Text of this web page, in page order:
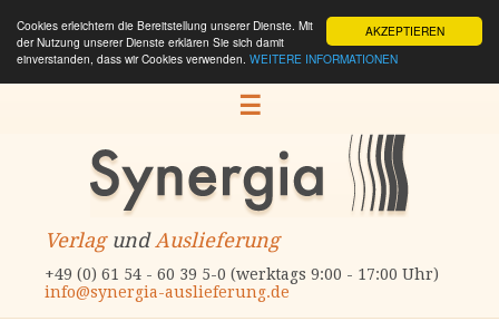
AKZEPTIEREN
Cookies erleichtern die Bereitstellung unserer Dienste. Mit
der Nutzung unserer Dienste erklären Sie sich damit
einverstanden, dass wir Cookies verwenden. WEITERE INFORMATIONEN
☰
VerlagundAuslieferung
+49 (0) 61 54 - 60 39 5-0 (werktags 9:00 - 17:00 Uhr)
info@synergia-auslieferung.de